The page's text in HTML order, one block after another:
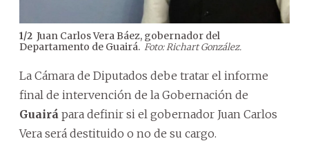
1/2 Juan Carlos Vera Báez, gobernador del
Departamento de Guairá. Foto: Richart González.
La Cámara de Diputados debe tratar el informe
final de intervención de la Gobernación de
Guairá para definir si el gobernador Juan Carlos
Vera será destituido o no de su cargo.